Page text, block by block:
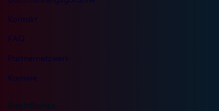
Kontakt
FAQ
Partnernetzwerk
Karriere
Rechtliches